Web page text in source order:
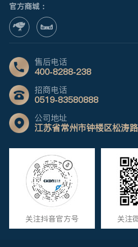
官方商城：
售后电话
400-8288-238
招商电话
0519-83580888
公司地址
江苏省常州市钟楼区松涛
关注抖音官方号 关注